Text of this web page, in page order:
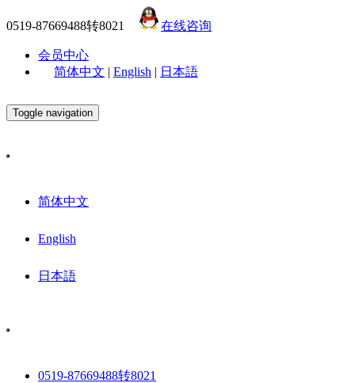
0519-87669488转8021 在线咨询
会员中心
简体中文 | English | 日本語
Toggle navigation
简体中文
English
日本語
0519-87669488转8021